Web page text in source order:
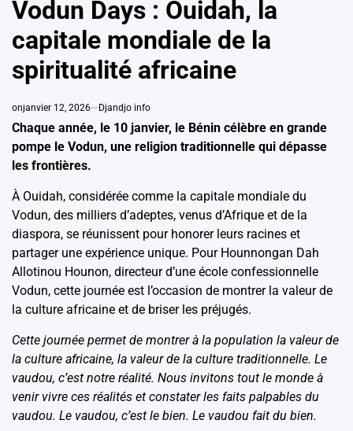
Vodun Days : Ouidah, la
capitale mondiale de la
spiritualité africaine
onjanvier 12, 2026 Djandjo info
Chaque année, le 10 janvier, le Bénin célèbre en grande
pompe le Vodun, une religion traditionnelle qui dépasse
les frontières.
À Ouidah, considérée comme la capitale mondiale du
Vodun, des milliers d’adeptes, venus d’Afrique et de la
diaspora, se réunissent pour honorer leurs racines et
partager une expérience unique. Pour Hounnongan Dah
Allotinou Hounon, directeur d’une école confessionnelle
Vodun, cette journée est l’occasion de montrer la valeur de
la culture africaine et de briser les préjugés.
Cette journée permet de montrer à la population la valeur de
la culture africaine, la valeur de la culture traditionnelle. Le
vaudou, c’est notre réalité. Nous invitons tout le monde à
venir vivre ces réalités et constater les faits palpables du
vaudou. Le vaudou, c’est le bien. Le vaudou fait du bien.